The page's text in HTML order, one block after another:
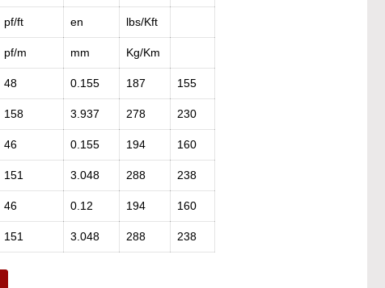
pf/ft en lbs/Kft
pf/m mm Kg/Km
48 0.155 187 155
158 3.937 278 230
46 0.155 194 160
151 3.048 288 238
46 0.12 194 160
151 3.048 288 238